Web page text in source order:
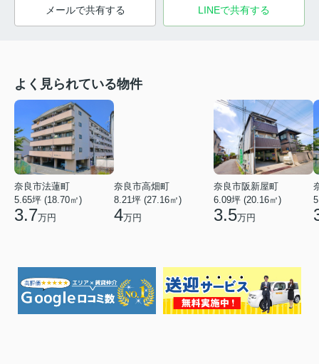
メールで共有する LINEで共有する
よく見られている物件
奈良市法蓮町
5.65坪 (18.70㎡)
3.7万円
奈良市高畑町
8.21坪 (27.16㎡)
4万円
奈良市阪新屋町
6.09坪 (20.16㎡)
3.5万円